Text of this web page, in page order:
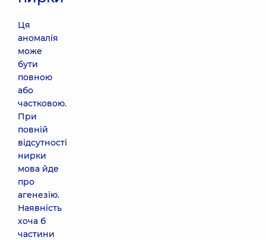
Ця
аномалія
може
бути
повною
або
частковою.
При
повній
відсутності
нирки
мова йде
про
агенезію.
Наявність
хоча б
частини